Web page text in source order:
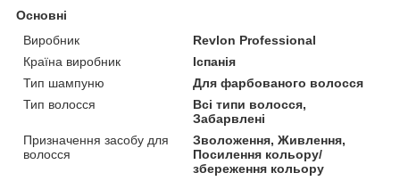
Основні
Виробник
Revlon Professional
Країна виробник
Іспанія
Тип шампуню
Для фарбованого волосся
Тип волосся
Всі типи волосся,
Забарвлені
Призначення засобу для
волосся
Зволоження, Живлення,
Посилення кольору/
збереження кольору